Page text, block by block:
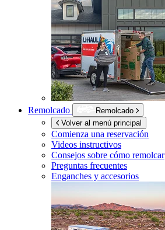
Remolcado
Remolcado
Volver al menú principal
Comienza una reservación
Videos instructivos
Consejos sobre cómo remolcar
Preguntas frecuentes
Enganches y accesorios